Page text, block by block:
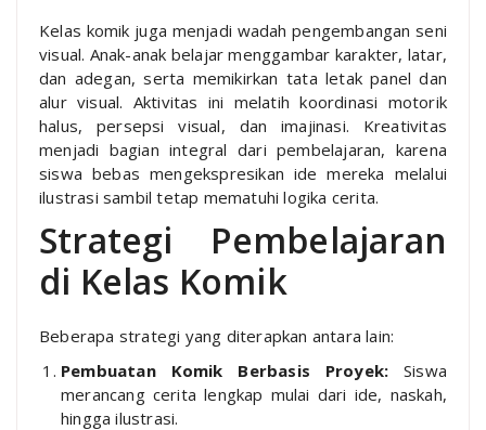
Kelas komik juga menjadi wadah pengembangan seni
visual. Anak-anak belajar menggambar karakter, latar,
dan adegan, serta memikirkan tata letak panel dan
alur visual. Aktivitas ini melatih koordinasi motorik
halus, persepsi visual, dan imajinasi. Kreativitas
menjadi bagian integral dari pembelajaran, karena
siswa bebas mengekspresikan ide mereka melalui
ilustrasi sambil tetap mematuhi logika cerita.
Strategi Pembelajaran
di Kelas Komik
Beberapa strategi yang diterapkan antara lain:
Pembuatan Komik Berbasis Proyek: Siswa
merancang cerita lengkap mulai dari ide, naskah,
hingga ilustrasi.